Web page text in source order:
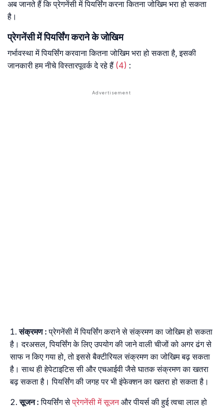
अब जानते हैं कि प्रेगनेंसी में पियर्सिंग करना कितना जोखिम भरा हो सकता
है।
प्रेगनेंसी में पियर्सिंग कराने के जोखिम
गर्भावस्था में पियर्सिंग करवाना कितना जोखिम भरा हो सकता है, इसकी
जानकारी हम नीचे विस्तारपूवर्क दे रहे हैं (4) :
संक्रमण :प्रेगनेंसी में पियर्सिंग कराने से संक्रमण का जोखिम हो सकता
है। दरअसल, पियर्सिंग के लिए उपयोग की जाने वाली चीजों को अगर ढंग से
साफ न किए गया हो, तो इससे बैक्टीरियल संक्रमण का जोखिम बढ़ सकता
है। साथ ही हेपेटाइटिस सी और एचआईवी जैसे घातक संक्रमण का खतरा
बढ़ सकता है। पियर्सिंग की जगह पर भी इंफेक्शन का खतरा हो सकता है।
सूजन :पियर्सिंग सेप्रेगनेंसी में सूजनऔर पीयर्स की हुई त्वचा लाल हो